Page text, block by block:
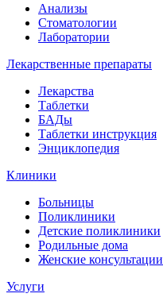
Анализы
Стоматологии
Лаборатории
Лекарственные препараты
Лекарства
Таблетки
БАДы
Таблетки инструкция
Энциклопедия
Клиники
Больницы
Поликлиники
Детские поликлиники
Родильные дома
Женские консультации
Услуги